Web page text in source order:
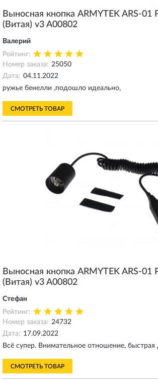
Выносная кнопка ARMYTEK ARS-01
(Витая) v3 A00802
Валерий
Рейтинг:
Номер заказа: 25050
Дата: 04.11.2022
ружье бенелли ,подошло идеально,
СМОТРЕТЬ ТОВАР
Выносная кнопка ARMYTEK ARS-01
(Витая) v3 A00802
Стефан
Рейтинг:
Номер заказа: 24732
Дата: 17.09.2022
Всё супер. Внимательное отношение, быстрая
СМОТРЕТЬ ТОВАР